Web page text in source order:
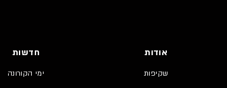
אודות
שקיפות
חדשות
ימי הקורונה